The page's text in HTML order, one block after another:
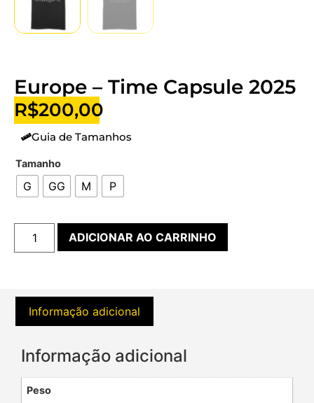
Europe – Time Capsule 2025
R$200,00
Guia de Tamanhos
Tamanho
G GG M P
ADICIONAR AO CARRINHO
Informação adicional
Informação adicional
Peso